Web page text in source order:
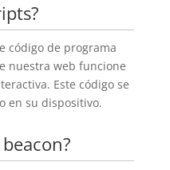
código de programa
nuestra web funcione
Este código se
en su dispositivo.